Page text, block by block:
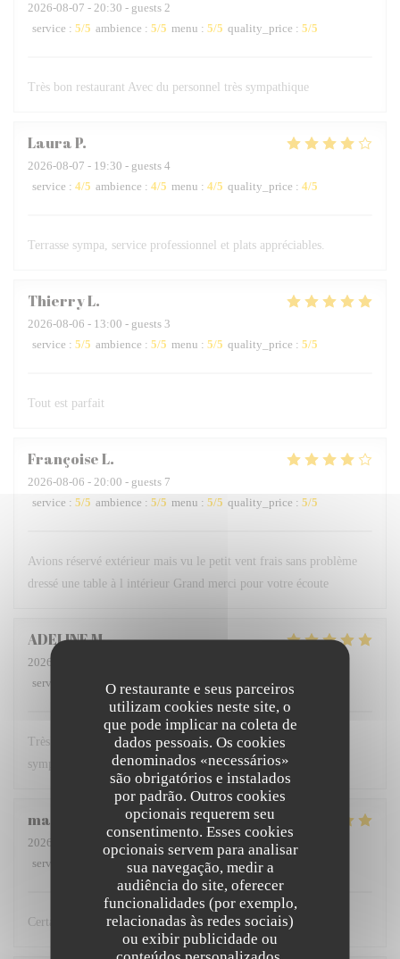
O restaurante e seus parceiros
utilizam cookies neste site, o
que pode implicar na coleta de
dados pessoais. Os cookies
denominados «necessários»
são obrigatórios e instalados
por padrão. Outros cookies
opcionais requerem seu
consentimento. Esses cookies
opcionais servem para analisar
sua navegação, medir a
audiência do site, oferecer
funcionalidades (por exemplo,
relacionadas às redes sociais)
ou exibir publicidade ou
2026-08-07 - 20:30 - guests 2
service : 5/5 ambience : 5/5 menu : 5/5 quality_price : 5/5
Très bon restaurant Avec du personnel très sympathique
LauraP
2026-08-07 - 19:30 - guests 4
service : 4/5 ambience : 4/5 menu : 4/5 quality_price : 4/5
Terrasse sympa, service professionnel et plats appréciables.
ThierryL
2026-08-06 - 13:00 - guests 3
service : 5/5 ambience : 5/5 menu : 5/5 quality_price : 5/5
Tout est parfait
FrançoiseL
2026-08-06 - 20:00 - guests 7
service : 5/5 ambience : 5/5 menu : 5/5 quality_price : 5/5
Avions réservé extérieur mais vu le petit vent frais sans problème
dressé une table à l intérieur Grand merci pour votre écoute
ADELINEM
2026-07-26
service
ambience menu quality_price
Très bon restaurant où nous avons l'habitude de manger serveur
sympathique repas délicieux et à un bon rapport qualité prix
marie-pierre B
2026-08-03
- 12:15 - guests 2
service
ambience: 4/5 menu: 5/5 quality_price
Certainement le meilleur restaurant dunkerquois !